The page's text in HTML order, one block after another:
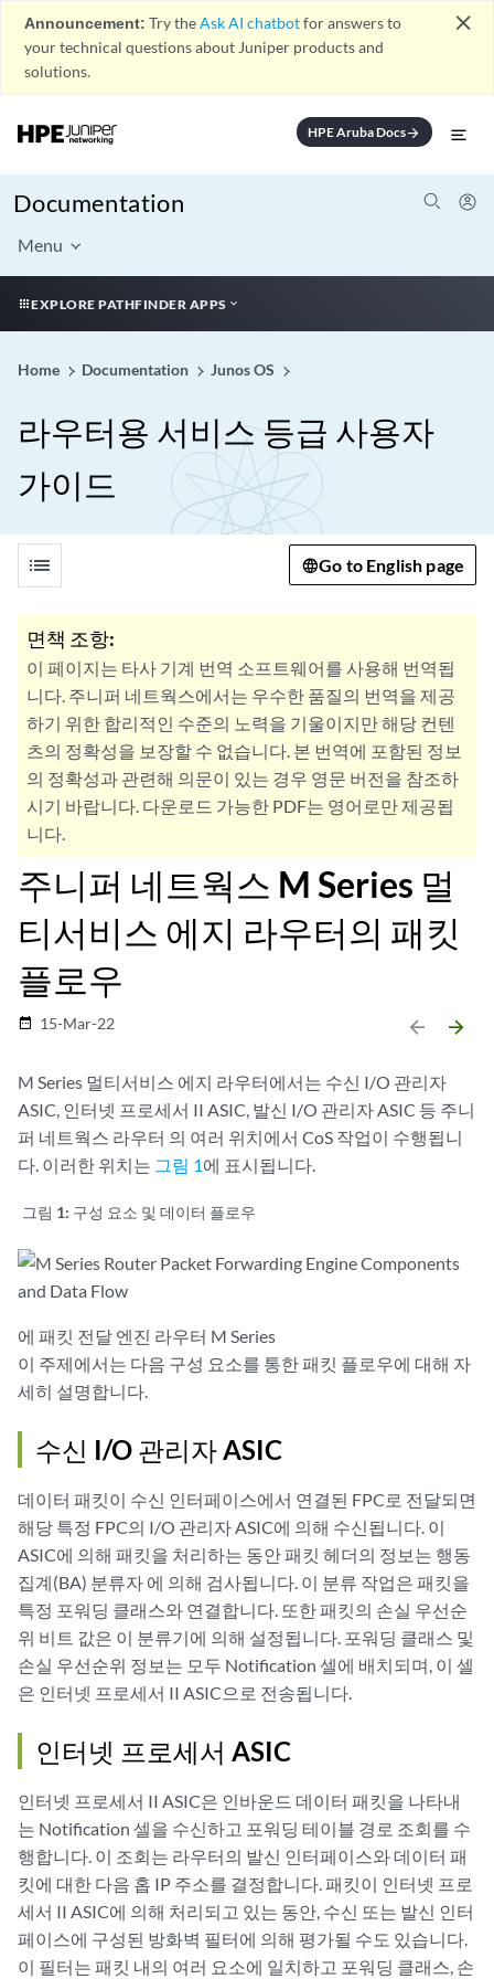
Announcement: Try theAsk AI chatbotfor answers to
your technical questions about Juniper products and
solutions.
close
HPE Aruba Docsarrow_forward
Documentation
Menu
EXPLORE PATHFINDER APPS
Home Documentation Junos OS
라우터용 서비스 등급 사용자
가이드
list Go to English page
면책 조항:
이 페이지는 타사 기계 번역 소프트웨어를 사용해 번역됩
니다. 주니퍼 네트웍스에서는 우수한 품질의 번역을 제공
하기 위한 합리적인 수준의 노력을 기울이지만 해당 컨텐
츠의 정확성을 보장할 수 없습니다. 본 번역에 포함된 정보
의 정확성과 관련해 의문이 있는 경우 영문 버전을 참조하
시기 바랍니다. 다운로드 가능한 PDF는 영어로만 제공됩
니다.
주니퍼 네트웍스 M Series 멀
티서비스 에지 라우터의 패킷
플로우
date_range 15-Mar-22 arrow_backward arrow_forward
M Series 멀티서비스 에지 라우터에서는 수신 I/O 관리자
ASIC, 인터넷 프로세서 II ASIC, 발신 I/O 관리자 ASIC 등 주니
퍼 네트웍스 라우터 의 여러 위치에서 CoS 작업이 수행됩니
다. 이러한 위치는 그림 1에 표시됩니다.
그림 1: 구성 요소 및 데이터 플로우
에 패킷 전달 엔진 라우터 M Series
이 주제에서는 다음 구성 요소를 통한 패킷 플로우에 대해 자
세히 설명합니다.
수신 I/O 관리자 ASIC
데이터 패킷이 수신 인터페이스에서 연결된 FPC로 전달되면
해당 특정 FPC의 I/O 관리자 ASIC에 의해 수신됩니다. 이
ASIC에 의해 패킷을 처리하는 동안 패킷 헤더의 정보는 행동
집계(BA) 분류자 에 의해 검사됩니다. 이 분류 작업은 패킷을
특정 포워딩 클래스와 연결합니다. 또한 패킷의 손실 우선순
위 비트 값은 이 분류기에 의해 설정됩니다. 포워딩 클래스 및
손실 우선순위 정보는 모두 Notification 셀에 배치되며, 이 셀
은 인터넷 프로세서 II ASIC으로 전송됩니다.
인터넷 프로세서 ASIC
인터넷 프로세서 II ASIC은 인바운드 데이터 패킷을 나타내
는 Notification 셀을 수신하고 포워딩 테이블 경로 조회를 수
행합니다. 이 조회는 라우터의 발신 인터페이스와 데이터 패
킷에 대한 다음 홉 IP 주소를 결정합니다. 패킷이 인터넷 프로
세서 II ASIC에 의해 처리되고 있는 동안, 수신 또는 발신 인터
페이스에 구성된 방화벽 필터에 의해 평가될 수도 있습니다.
이 필터는 패킷 내의 여러 요소에 일치하고 포워딩 클래스, 손